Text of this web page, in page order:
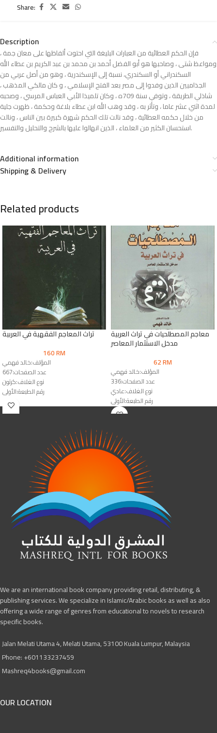
Share:
Description
فإن الحكم العطائية من العبارات البليغة التي احتوت ألفاظها على معان جمة ،
ومواعظ شتی ، وصاحبها هو أبو الفضل أحمد بن محمد بن عبد الكريم بن عطاء الله
السكندراني أو السكندري، نسبة إلى الإسكندرية ، وهو من أصل عربي من
الجذاميين الذين وفدوا إلى مصر بعد الفتح الإسلامي ، و كان مالكي المذهب ،
شاذلي الطريقة ، وتوفي سنة 709ه ، وكان تلميذا الأبي العباس المرسي ، وصحبه
لمدة اثني عشر عاما ، وتأثر به ، وقد وهب الله ابن عطاء بلاغة وحكمة ، ظهرت جلية
من خلال حكمه العطائية ، وقد نالت تلك الحکم شهرة كبيرة بين الناس ، ونالت
استحسان الكثير من العلماء ، الذين انهالوا عليها بالشرح والتحليل والتفسير.
Additional information
Shipping & Delivery
Related products
تراث المعاجم الفقهية في العربية
160RM
المؤلف:خالد فهمي
عدد الصفحات:667
نوع الغلاف:كرتون
رقم الطبعة:الأولى
الناشر:دار المقاصد
معاجم المصطلحيات في تراث العربية
مدخل الاستثمار المعاصر
62RM
المؤلف:خالد فهمي
عدد الصفحات:336
نوع الغلاف:عادي
رقم الطبعة:الأولى
الناشر:دار النشر للجامعات & دار الوفاء
We are an international book company providing retail, distributing, &
publishing services. We specialize in Islamic/Arabic books as well as also
offering a wide range of genres from educational to novels to research
specific books.
Jalan Melati Utama 4, Melati Utama, 53100 Kuala Lumpur, Malaysia
Phone: +601133237459
Mashreq4books@gmail.com
OUR LOCATION